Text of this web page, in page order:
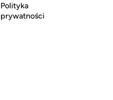
Polityka
prywatności